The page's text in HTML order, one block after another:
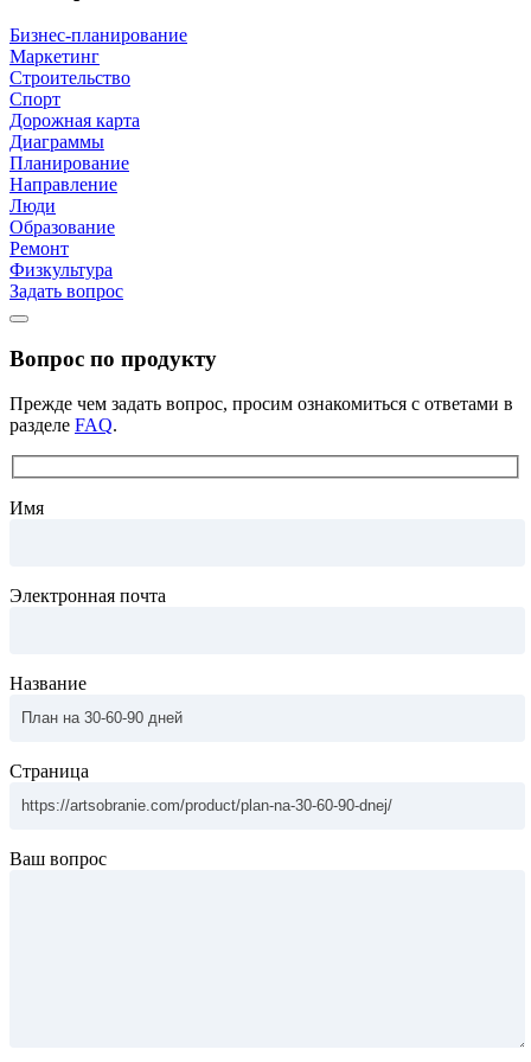
Бизнес-планирование
Маркетинг
Строительство
Спорт
Дорожная карта
Диаграммы
Планирование
Направление
Люди
Образование
Ремонт
Физкультура
Задать вопрос
Вопрос по продукту
Прежде чем задать вопрос, просим ознакомиться с ответами в
разделе FAQ.
Имя
Электронная почта
Название
Страница
Ваш вопрос